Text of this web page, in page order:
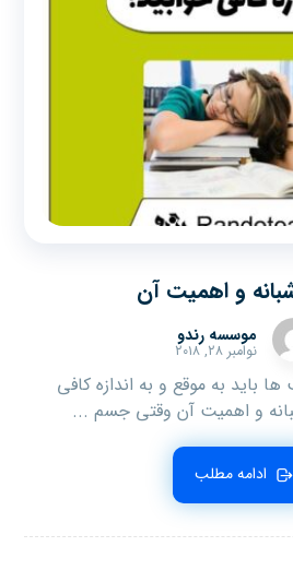
و اهمیت آن
موسسه رندو
نوامبر ۲۸, ۲۰۱۸
باید به موقع و به اندازه کافی
و اهمیت آن وقتی جسم ...
ادامه مطلب